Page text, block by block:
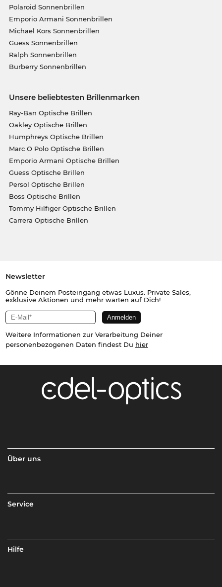
Polaroid Sonnenbrillen
Emporio Armani Sonnenbrillen
Michael Kors Sonnenbrillen
Guess Sonnenbrillen
Ralph Sonnenbrillen
Burberry Sonnenbrillen
Unsere beliebtesten Brillenmarken
Ray-Ban Optische Brillen
Oakley Optische Brillen
Humphreys Optische Brillen
Marc O Polo Optische Brillen
Emporio Armani Optische Brillen
Guess Optische Brillen
Persol Optische Brillen
Boss Optische Brillen
Tommy Hilfiger Optische Brillen
Carrera Optische Brillen
Newsletter
Gönne Deinem Posteingang etwas Luxus. Private Sales,
exklusive Aktionen und mehr warten auf Dich!
Weitere Informationen zur Verarbeitung Deiner
personenbezogenen Daten findest Du hier
Über uns
Service
Hilfe